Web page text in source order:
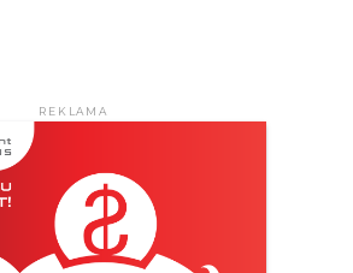
REKLAMA